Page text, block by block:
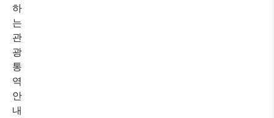
하
는
관
광
통
역
안
내